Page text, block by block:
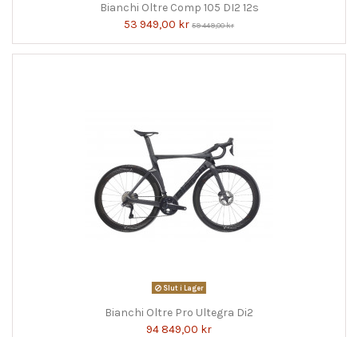
Bianchi Oltre Comp 105 DI2 12s
53 949,00 kr 59 449,00 kr
Slut i Lager
Bianchi Oltre Pro Ultegra Di2
94 849,00 kr